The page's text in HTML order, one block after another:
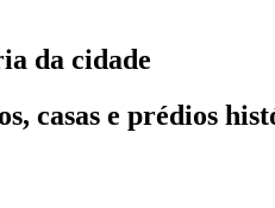
da cidade
casas e prédios